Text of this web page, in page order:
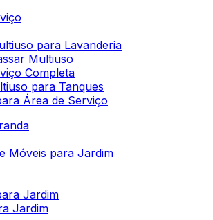
para Lavanderia
Multiuso
Completa
para Tanques
Área de Serviço
Móveis para Jardim
Jardim
Jardim